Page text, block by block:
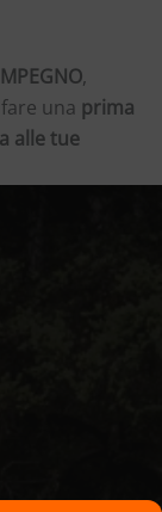
,
una prima
alle tue